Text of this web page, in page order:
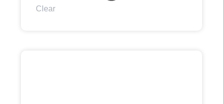
Clear